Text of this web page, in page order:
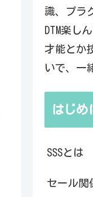
識、プラ
DTM楽し
才能とか
いで、一
はじめ
SSSとは
セール関